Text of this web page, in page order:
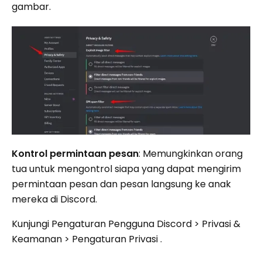
gambar.
Kontrol permintaan pesan: Memungkinkan orang
tua untuk mengontrol siapa yang dapat mengirim
permintaan pesan dan pesan langsung ke anak
mereka di Discord.
Kunjungi Pengaturan Pengguna Discord > Privasi &
Keamanan > Pengaturan Privasi .